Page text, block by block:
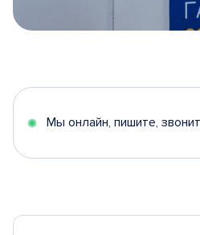
5
Мы онлайн, пишите,